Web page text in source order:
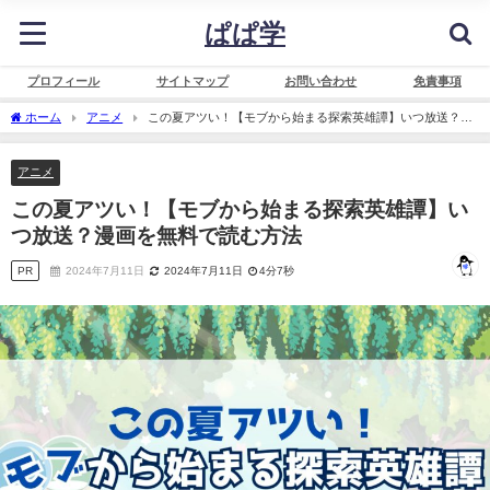
ぱぱ学
プロフィール サイトマップ お問い合わせ 免責事項
ホーム アニメ
この夏アツい！【モブから始まる探索英雄譚】いつ放送？漫
画を無料で読む方法
アニメ
この夏アツい！【モブから始まる探索英雄譚】い
つ放送？漫画を無料で読む方法
PR 2024年7月11日 2024年7月11日 4分7秒